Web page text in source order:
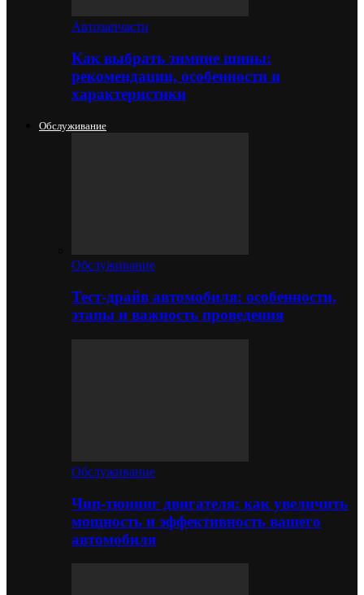
Автозапчасти
Как выбрать зимние шины:
рекомендации, особенности и
характеристики
Обслуживание
Обслуживание
Тест-драйв автомобиля: особенности,
этапы и важность проведения
Обслуживание
Чип-тюнинг двигателя: как увеличить
мощность и эффективность вашего
автомобиля